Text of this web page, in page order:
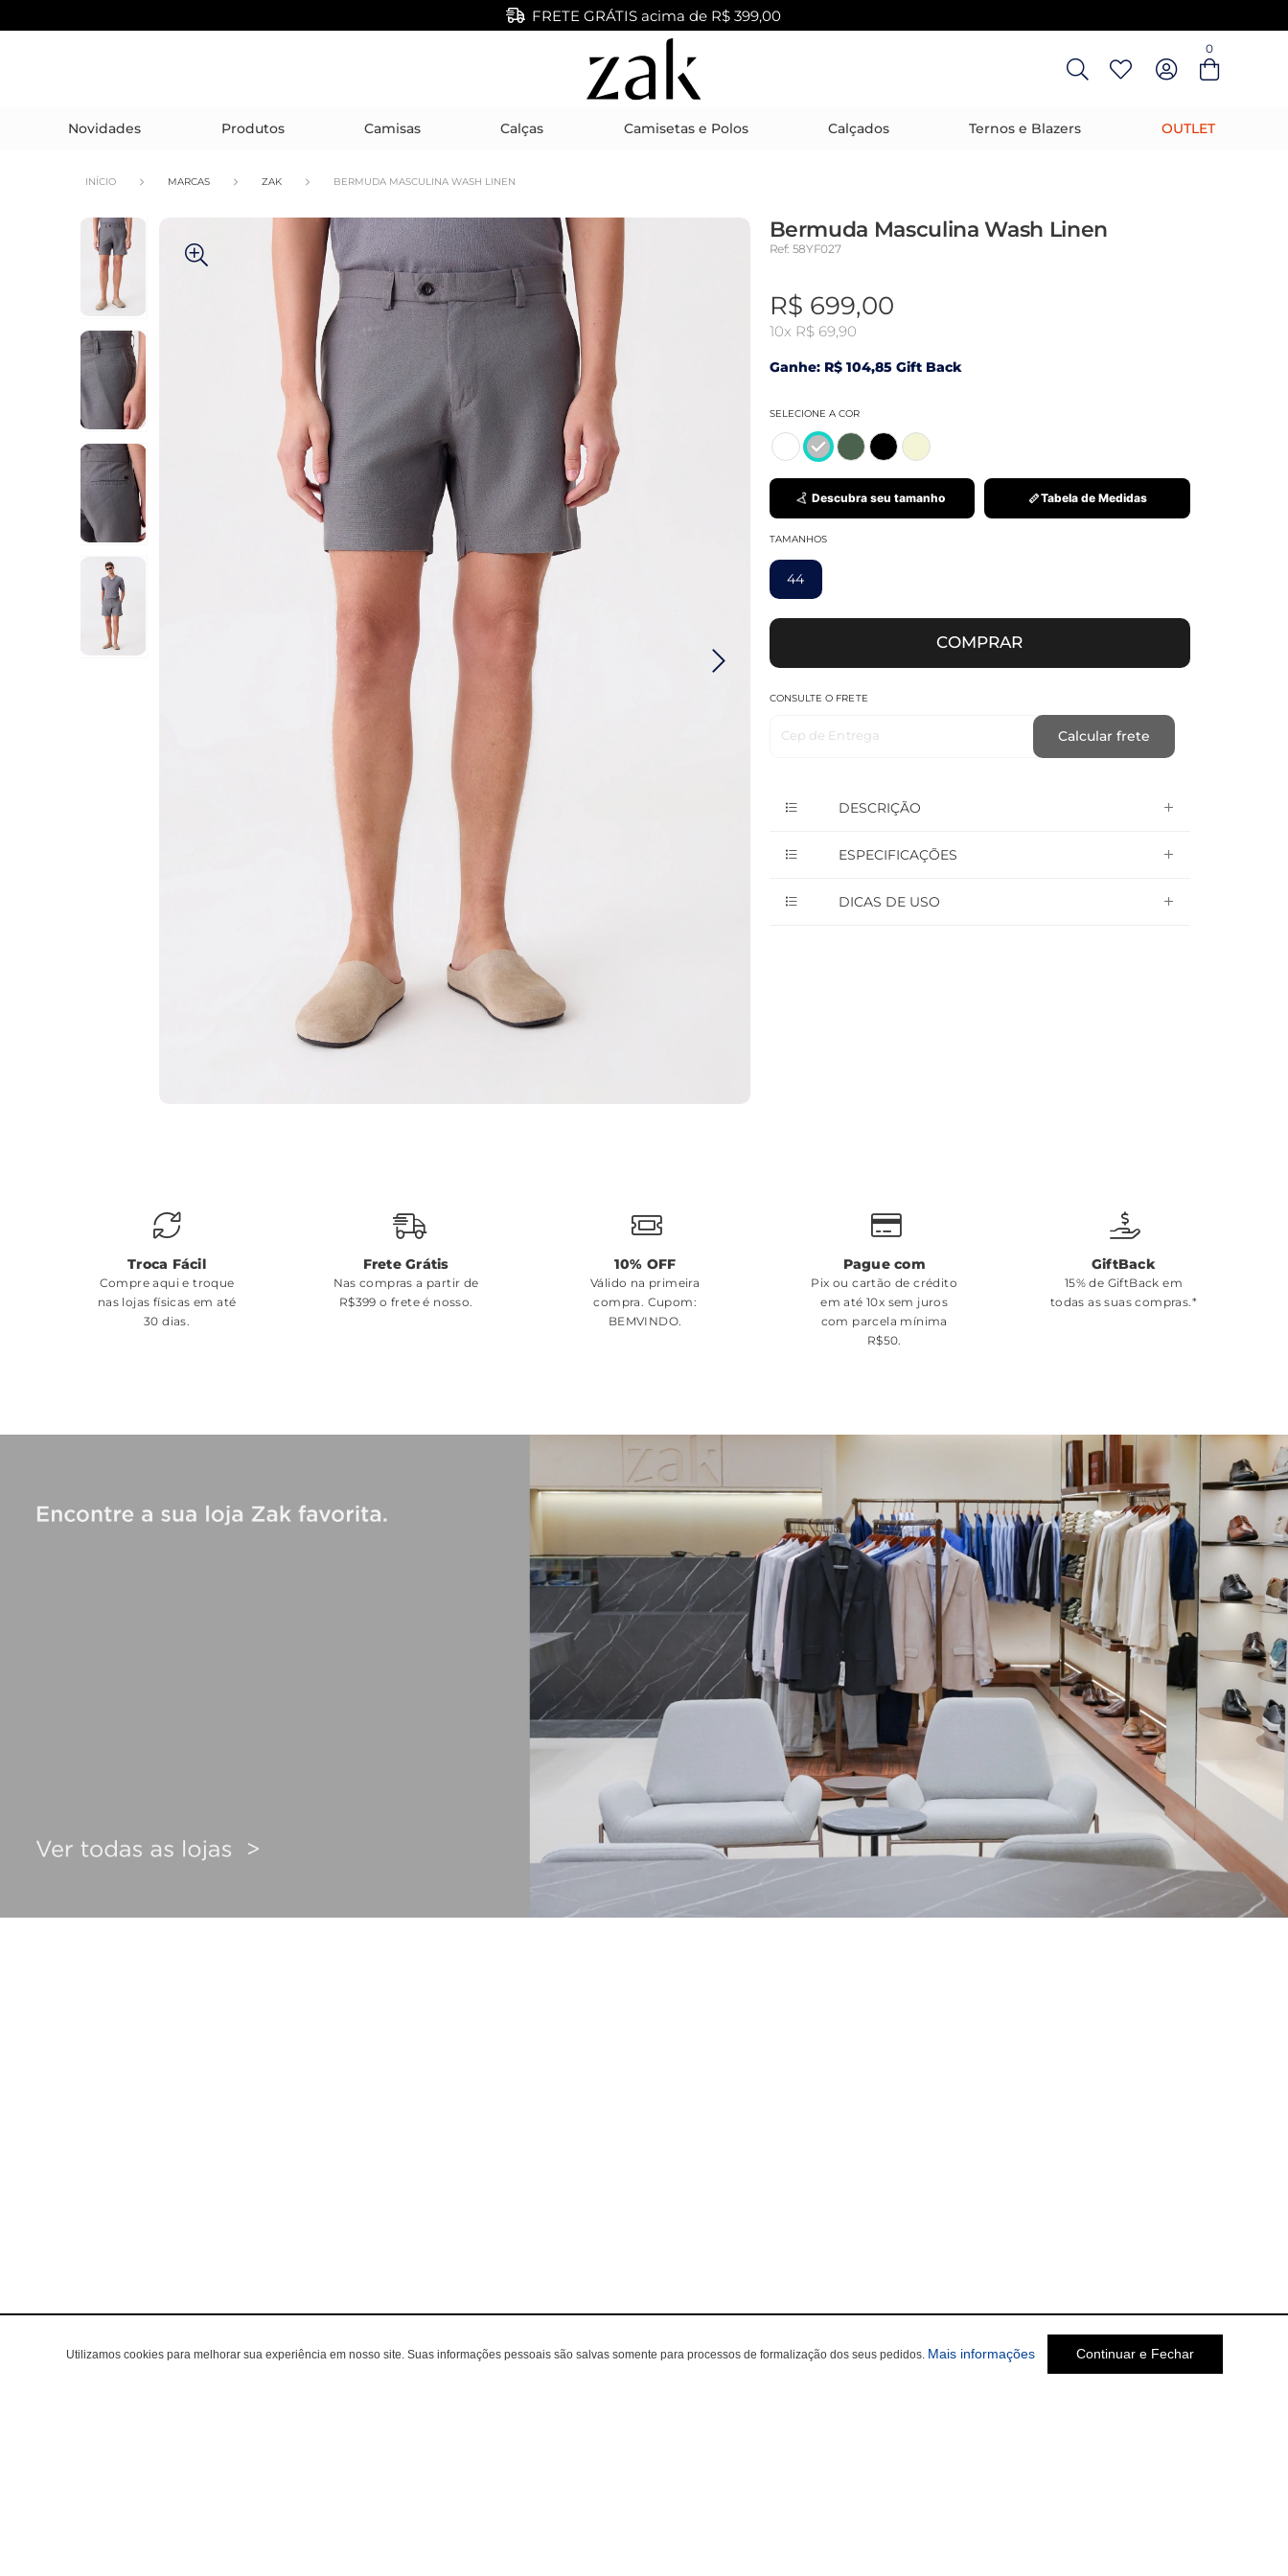
Entre com email ou cpf/cnpj
FRETE GRÁTIS acima de R$ 399,00
0
Novidades Produtos Camisas Calças Camisetas e Polos Calçados Ternos e Blazers OUTLET
INÍCIO MARCAS ZAK BERMUDA MASCULINA WASH LINEN
Bermuda Masculina Wash Linen
Ref: 58YF027
R$ 699,00
10x R$ 69,90
Ganhe: R$ 104,85 Gift Back
SELECIONE A COR
Descubra seu tamanho Tabela de Medidas
TAMANHOS
44
COMPRAR
CONSULTE O FRETE
Cep de Entrega Calcular frete
DESCRIÇÃO
ESPECIFICAÇÕES
DICAS DE USO
Troca Fácil
Compre aqui e troque
nas lojas físicas em até
30 dias.
Frete Grátis
Nas compras a partir de
R$399 o frete é nosso.
10% OFF
Válido na primeira
compra. Cupom:
BEMVINDO.
Pague com
Pix ou cartão de crédito
em até 10x sem juros
com parcela mínima
R$50.
GiftBack
15% de GiftBack em
todas as suas compras.*
Utilizamos cookies para melhorar sua experiência em nosso site. Suas informações pessoais são salvas somente para processos de formalização dos seus pedidos. Mais informações Continuar e Fechar